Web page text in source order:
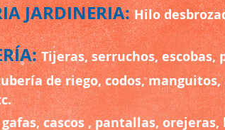
JARDINERIA:Hilo
Tijeras, serruchos, escobas,
de riego, codos, manguitos,
cascos , pantallas,